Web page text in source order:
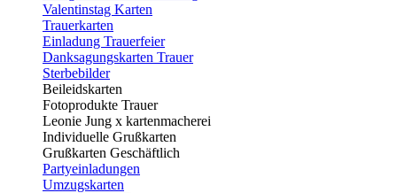
Valentinstag Karten
Trauerkarten
Einladung Trauerfeier
Danksagungskarten Trauer
Sterbebilder
Beileidskarten
Fotoprodukte Trauer
Leonie Jung x kartenmacherei
Individuelle Grußkarten
Grußkarten Geschäftlich
Partyeinladungen
Umzugskarten